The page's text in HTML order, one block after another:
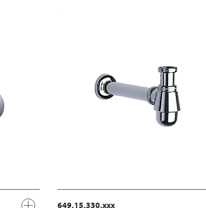
649.15.330.xxx